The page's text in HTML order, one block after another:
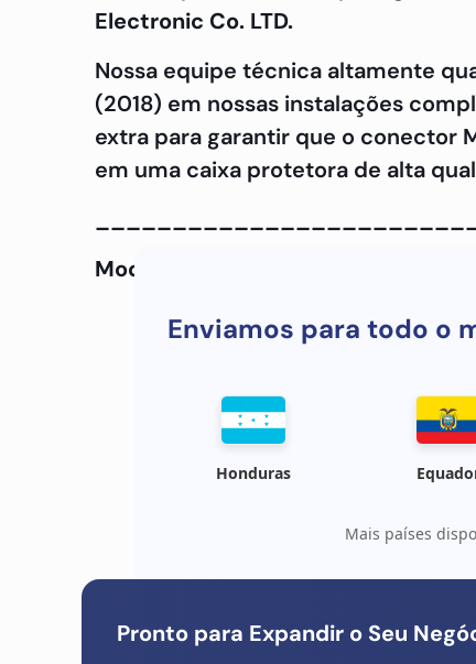
Electronic Co. LTD.
Nossa equipe técnica altamente
(2018) em nossas instalações
extra para garantir que o conector
em uma caixa protetora de alta
Modelo do telefone :
Enviamos para todo o
Honduras
Mais países
Pronto para Expandir o Seu